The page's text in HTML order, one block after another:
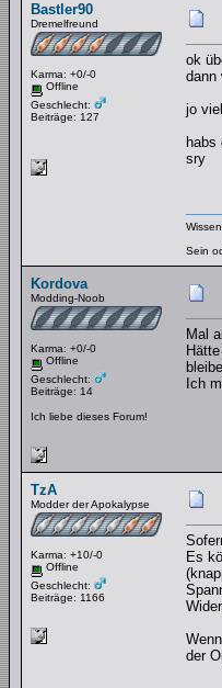
Bastler90
Dremelfreund
Karma: +0/-0
Offline
Geschlecht:
Beiträge: 127
ok
dann
jo
habs
sry
Sein
Kordova
Modding-Noob
Karma: +0/-0
Offline
Geschlecht:
Beiträge: 14
Ich liebe dieses Forum!
Mal
Ich
TzA
Modder der Apokalypse
Karma: +10/-0
Offline
Geschlecht:
Beiträge: 1166
Es
der